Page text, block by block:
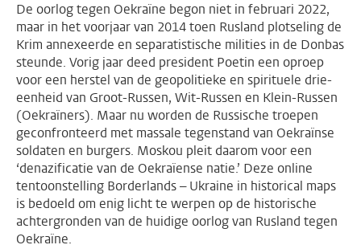
De oorlog tegen Oekraïne begon niet in februari 2022,
maar in het voorjaar van 2014 toen Rusland plotseling de
Krim annexeerde en separatistische milities in de Donbas
steunde. Vorig jaar deed president Poetin een oproep
voor een herstel van de geopolitieke en spirituele drie-
eenheid van Groot-Russen, Wit-Russen en Klein-Russen
(Oekraïners). Maar nu worden de Russische troepen
geconfronteerd met massale tegenstand van Oekraïnse
soldaten en burgers. Moskou pleit daarom voor een
‘denazificatie van de Oekraïense natie.’ Deze online
tentoonstelling Borderlands – Ukraine in historical maps
is bedoeld om enig licht te werpen op de historische
achtergronden van de huidige oorlog van Rusland tegen
Oekraïne.